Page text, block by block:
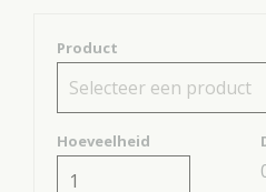
Product
Selecteer een product
Hoeveelheid